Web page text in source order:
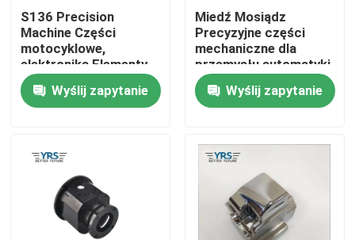
Aktualności
Sprawy
Części obrabiane CNC
Obrabiane części metalowe
S136 Precision
Machine Części
motocyklowe,
elektronika Elementy
obrabiane CNC
Wyślij zapytanie
Miedź Mosiądz
Precyzyjne części
mechaniczne dla
przemysłu automatyki
Wyślij zapytanie